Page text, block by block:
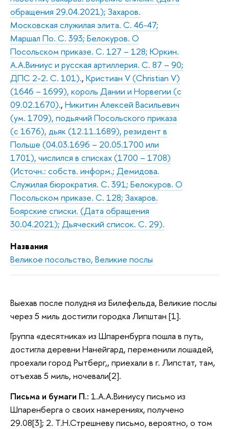
обращения 29.04.2021); Захаров.
Московская служилая элита. С. 46-47;
Маршал По. С. 393; Белокуров. О
Посольском приказе. С. 127 – 128; Юркин.
А.А.Виниус и русская артиллерия. С. 87 – 90;
ДПС 2-2. С. 101)., Кристиан V (Christian V)
(1646 – 1699), король Дании и Норвегии (с
09.02.1670)., Никитин Алексей Васильевич
(ум. 1709), подьячий Посольского приказа
(с 1676), дьяк (12.11.1689), резидент в
Польше (04.03.1696 – 20.05.1700 или
1701), числился в списках (1700 – 1708)
(Источн.: собств. информ.; Демидова.
Служилая бюрократия. С. 391; Белокуров. О
Посольском приказе. С. 128; Захаров.
Боярские списки. (Дата обращения
30.04.2021); Дьяческий список. С. 29).
Названия
Великое посольство, Великие послы
Выехав после полудня из Билефельда, Великие послы
через 5 миль достигли городка Липштан [1].
Группа «десятника» из Шпаренбурга пошла в путь,
достигла деревни Нанейгард, переменили лошадей,
проехали город Рытберг,, приехали в г. Липстат, там,
отъехав 5 миль, ночевали[2].
Письма и бумаги П.: 1.А.А.Виниусу письмо из
Шпаренберга о своих намерениях, получено
29.08[3]; 2. Т.Н.Стрешневу письмо, вероятно, о том